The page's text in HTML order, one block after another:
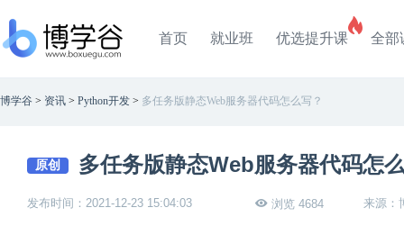
首页 就业班 优选提升课 全部
博学谷 > 资讯 > Python开发 > 多任务版静态Web服务器代码怎么写？
原创 多任务版静态Web服务器代码怎
发布时间：2021-12-23 15:04:03 浏览 4684 来源：